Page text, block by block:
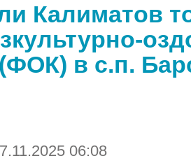
Калиматов
в с.п.
06:08